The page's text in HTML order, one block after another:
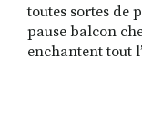
toutes sortes de
pause balcon
enchantent tout